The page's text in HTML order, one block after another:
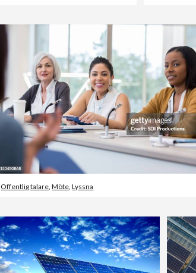
Offentlig talare ,Möte ,Lyssna